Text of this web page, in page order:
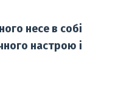
несе в собі
настрою і